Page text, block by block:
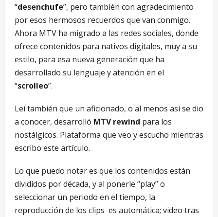
“desenchufe”, pero también con agradecimiento
por esos hermosos recuerdos que van conmigo.
Ahora MTV ha migrado a las redes sociales, donde
ofrece contenidos para nativos digitales, muy a su
estilo, para esa nueva generación que ha
desarrollado su lenguaje y atención en el
“scrolleo”.
Leí también que un aficionado, o al menos así se dio
a conocer, desarrolló MTV rewind para los
nostálgicos. Plataforma que veo y escucho mientras
escribo este artículo.
Lo que puedo notar es que los contenidos están
divididos por década, y al ponerle “play” o
seleccionar un periodo en el tiempo, la
reproducción de los clips es automática; video tras